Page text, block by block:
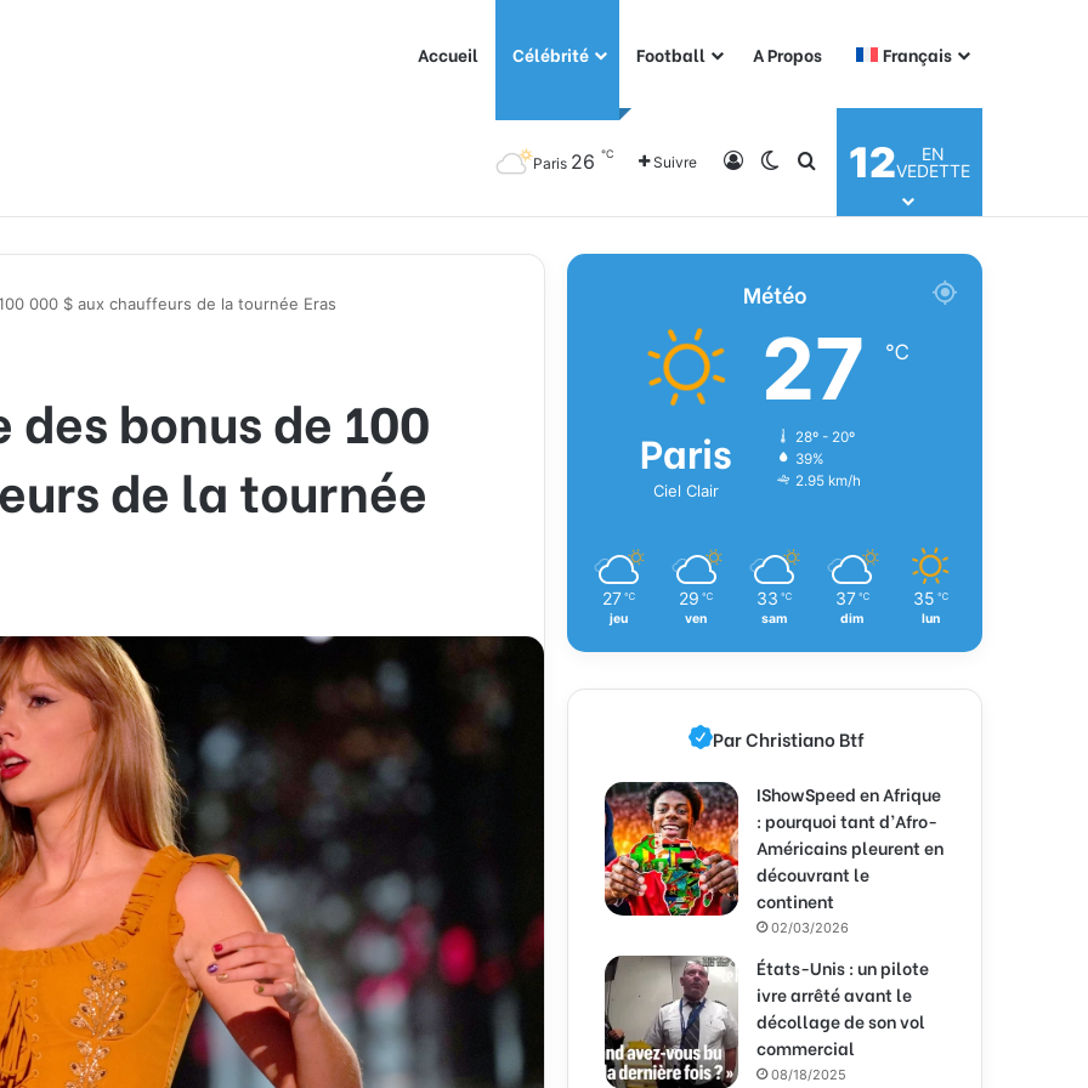
Accueil Célébrité Football A Propos Français
Paris 26 ℃ Suivre ConnexionSwitch skin
Rechercher
12
EN
VEDETTE
000 $ aux chauffeurs de la tournée Eras
bonus de 100
de la tournée
Météo
Paris
Ciel Clair
27 ℃
28º - 20º
39%
2.95 km/h
27 ℃
jeu
29 ℃
ven
33 ℃
sam
37 ℃
dim
35 ℃
lun
Par Christiano Btf
IShowSpeed en Afrique
: pourquoi tant d’Afro-
Américains pleurent en
découvrant le
continent
02/03/2026
États-Unis : un pilote
ivre arrêté avant le
décollage de son vol
commercial
08/18/2025